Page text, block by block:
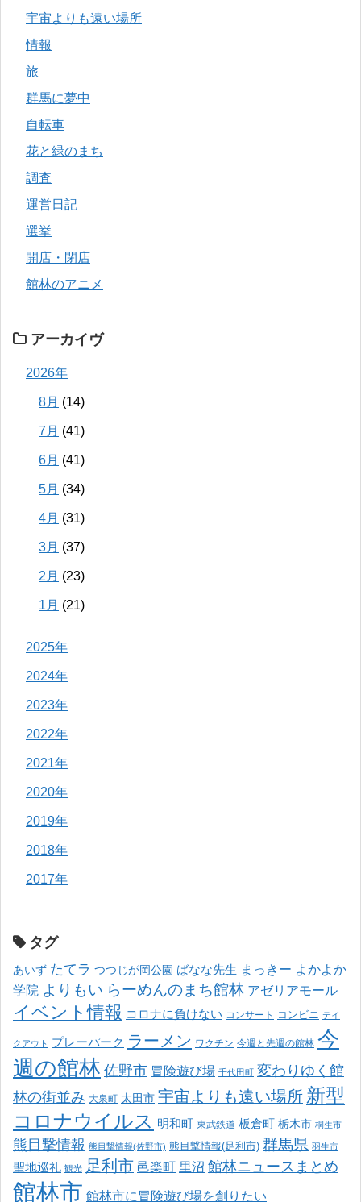
宇宙よりも遠い場所
情報
旅
群馬に夢中
自転車
花と緑のまち
調査
運営日記
選挙
開店・閉店
館林のアニメ
アーカイヴ
2026年
8月 (14)
7月 (41)
6月 (41)
5月 (34)
4月 (31)
3月 (37)
2月 (23)
1月 (21)
2025年
2024年
2023年
2022年
2021年
2020年
2019年
2018年
2017年
タグ
あいず たてラ つつじが岡公園 ばなな先生 まっきー よかよか
学院 よりもい らーめんのまち館林 アゼリアモール
イベント情報 コロナに負けない コンサート コンビニ テイ
クアウト プレーパーク ラーメン ワクチン 今週と先週の館林 今
週の館林 佐野市 冒険遊び場 千代田町 変わりゆく館
林の街並み 大泉町 太田市 宇宙よりも遠い場所 新型
コロナウイルス 明和町 東武鉄道 板倉町 栃木市 桐生市
熊目撃情報 熊目撃情報(佐野市) 熊目撃情報(足利市) 群馬県 羽生市
聖地巡礼 観光 足利市 邑楽町 里沼 館林ニュースまとめ
館林市 館林市に冒険遊び場を創りたい